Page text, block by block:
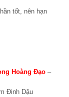
tốt, nên hạn
Hoàng Đạo –
Đinh Dậu